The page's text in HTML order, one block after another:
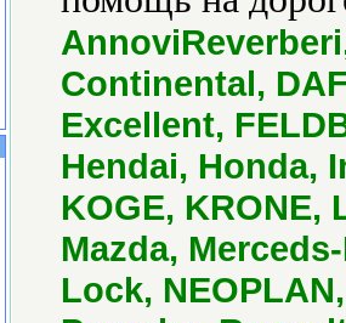
Continental,
Excellent,
Hendai, Honda,
KOGE, KRONE,
Mazda,
Lock,